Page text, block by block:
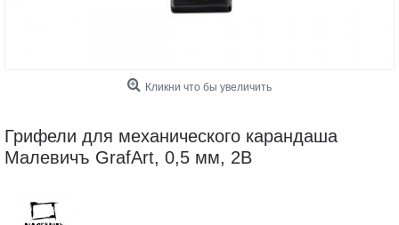
Кликни что бы увеличить
Грифели для механического карандаша
Малевичъ GrafArt, 0,5 мм, 2B